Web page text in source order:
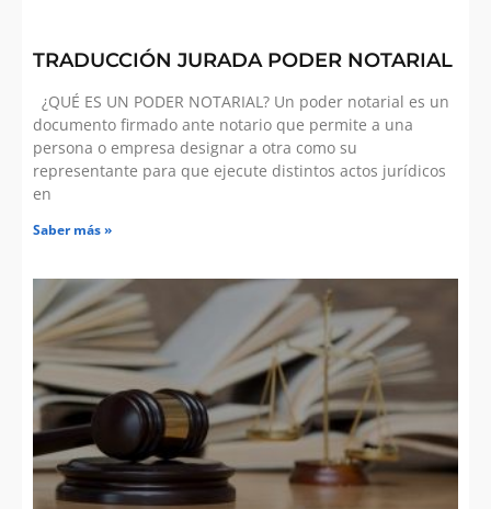
TRADUCCIÓN JURADA PODER NOTARIAL
¿QUÉ ES UN PODER NOTARIAL? Un poder notarial es un
documento firmado ante notario que permite a una
persona o empresa designar a otra como su
representante para que ejecute distintos actos jurídicos
en
Saber más »